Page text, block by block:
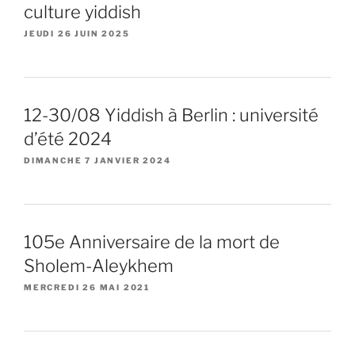
culture yiddish
JEUDI 26 JUIN 2025
12-30/08 Yiddish à Berlin : université
d’été 2024
DIMANCHE 7 JANVIER 2024
105e Anniversaire de la mort de
Sholem-Aleykhem
MERCREDI 26 MAI 2021